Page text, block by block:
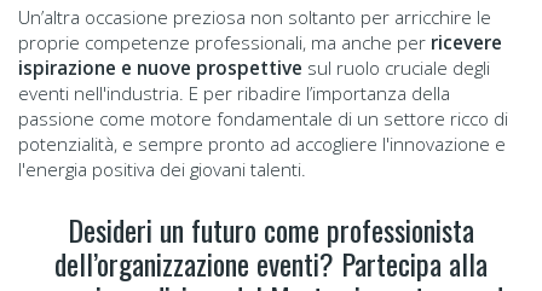
Un’altra occasione preziosa non soltanto per arricchire le
proprie competenze professionali, ma anche per ricevere
ispirazione e nuove prospettive sul ruolo cruciale degli
eventi nell'industria. E per ribadire l’importanza della
passione come motore fondamentale di un settore ricco di
potenzialità, e sempre pronto ad accogliere l'innovazione e
l'energia positiva dei giovani talenti.
Desideri un futuro come professionista
dell’organizzazione eventi? Partecipa alla